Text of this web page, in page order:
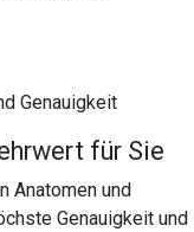
Genauigkeit
für Sie
Anatomen und
Genauigkeit und